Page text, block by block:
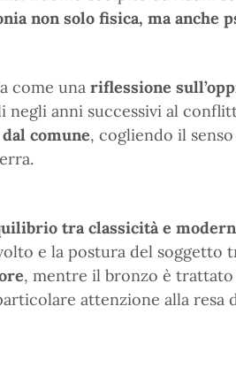
non solo fisica, ma anche
come una riflessione
anni successivi al
comune, cogliendo il
tra classicità e
e la postura del soggetto
, mentre il bronzo è
attenzione alla resa